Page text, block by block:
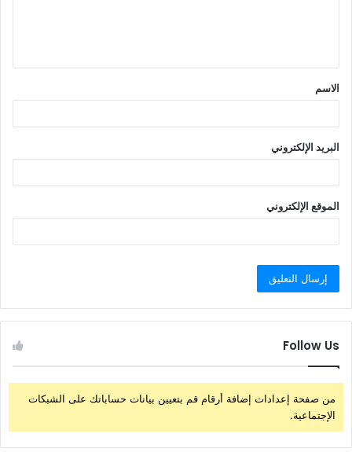
ق
*
الاسم
البريد الإلكتروني
الموقع الإلكتروني
Follow Us
من صفحة إعدادات إضافة أرقام قم بتعيين بيانات حساباتك على الشبكات
الإجتماعية.